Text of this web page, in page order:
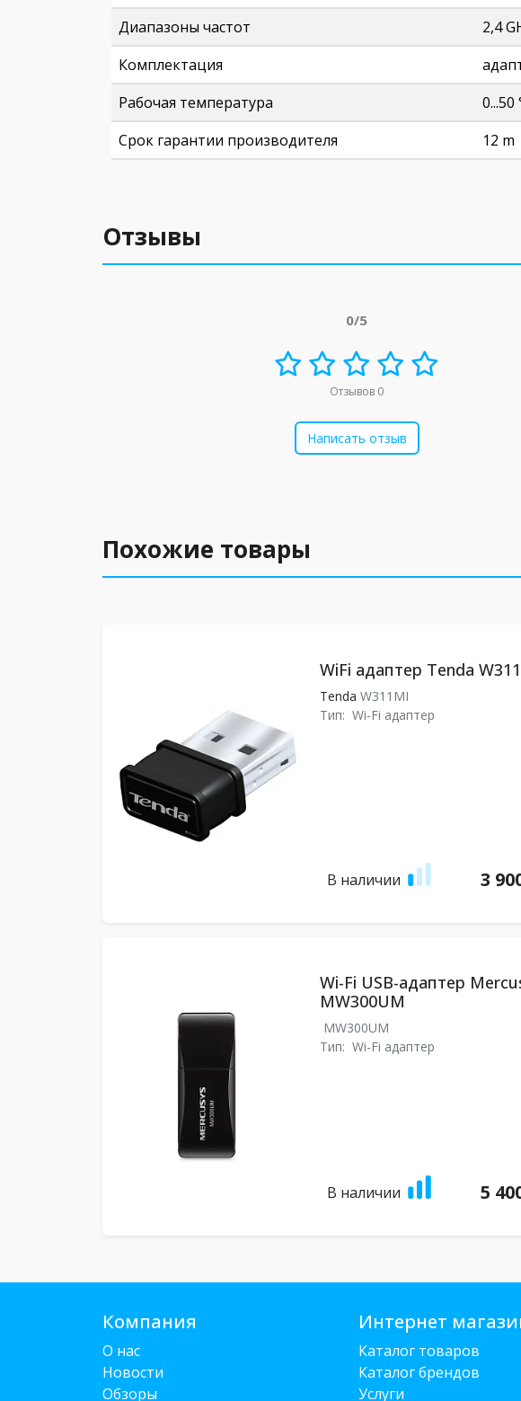
Диапазоны частот
2,4
Комплектация
Рабочая температура
0...50
Срок гарантии производителя
12 m
Отзывы
0/5
Отзывов 0
Написать отзыв
Похожие товары
WiFi адаптер Tenda
Tenda W311MI
Тип: Wi-Fi адаптер
В наличии 3
Wi-Fi USB-адаптер
MW300UM
MW300UM
Тип: Wi-Fi адаптер
В наличии 5
Компания
О нас
Новости
Обзоры
Интернет
Каталог товаров
Каталог брендов
Услуги